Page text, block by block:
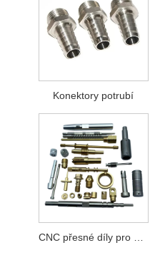
Konektory potrubí